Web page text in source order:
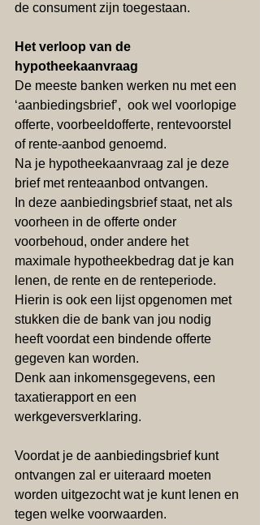
de consument zijn toegestaan.
Het verloop van de
hypotheekaanvraag
De meeste banken werken nu met een
‘aanbiedingsbrief’,  ook wel voorlopige
offerte, voorbeeldofferte, rentevoorstel
of rente-aanbod genoemd.
Na je hypotheekaanvraag zal je deze
brief met renteaanbod ontvangen.
In deze aanbiedingsbrief staat, net als
voorheen in de offerte onder
voorbehoud, onder andere het
maximale hypotheekbedrag dat je kan
lenen, de rente en de renteperiode.
Hierin is ook een lijst opgenomen met
stukken die de bank van jou nodig
heeft voordat een bindende offerte
gegeven kan worden.
Denk aan inkomensgegevens, een
taxatierapport en een
werkgeversverklaring.
Voordat je de aanbiedingsbrief kunt
ontvangen zal er uiteraard moeten
worden uitgezocht wat je kunt lenen en
tegen welke voorwaarden.